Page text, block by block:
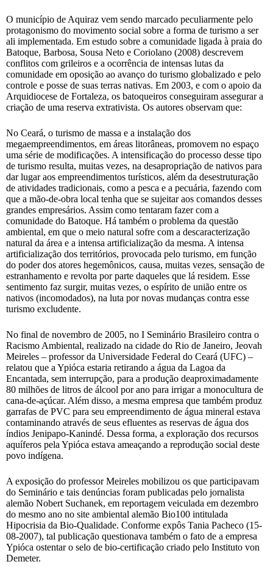
O município de Aquiraz vem sendo marcado peculiarmente pelo
protagonismo do movimento social sobre a forma de turismo a ser
ali implementada. Em estudo sobre a comunidade ligada à praia do
Batoque, Barbosa, Sousa Neto e Coriolano (2008) descrevem
conflitos com grileiros e a ocorrência de intensas lutas da
comunidade em oposição ao avanço do turismo globalizado e pelo
controle e posse de suas terras nativas. Em 2003, e com o apoio da
Arquidiocese de Fortaleza, os batoqueiros conseguiram assegurar a
criação de uma reserva extrativista. Os autores observam que:
No Ceará, o turismo de massa e a instalação dos
megaempreendimentos, em áreas litorâneas, promovem no espaço
uma série de modificações. A intensificação do processo desse tipo
de turismo resulta, muitas vezes, na desapropriação de nativos para
dar lugar aos empreendimentos turísticos, além da desestruturação
de atividades tradicionais, como a pesca e a pecuária, fazendo com
que a mão-de-obra local tenha que se sujeitar aos comandos desses
grandes empresários. Assim como tentaram fazer com a
comunidade do Batoque. Há também o problema da questão
ambiental, em que o meio natural sofre com a descaracterização
natural da área e a intensa artificialização da mesma. A intensa
artificialização dos territórios, provocada pelo turismo, em função
do poder dos atores hegemônicos, causa, muitas vezes, sensação de
estranhamento e revolta por parte daqueles que lá residem. Esse
sentimento faz surgir, muitas vezes, o espírito de união entre os
nativos (incomodados), na luta por novas mudanças contra esse
turismo excludente.
No final de novembro de 2005, no I Seminário Brasileiro contra o
Racismo Ambiental, realizado na cidade do Rio de Janeiro, Jeovah
Meireles – professor da Universidade Federal do Ceará (UFC) –
relatou que a Ypióca estaria retirando a água da Lagoa da
Encantada, sem interrupção, para a produção deaproximadamente
80 milhões de litros de álcool por ano para irrigar a monocultura de
cana-de-açúcar. Além disso, a mesma empresa que também produz
garrafas de PVC para seu empreendimento de água mineral estava
contaminando através de seus efluentes as reservas de água dos
índios Jenipapo-Kanindé. Dessa forma, a exploração dos recursos
aquíferos pela Ypióca estava ameaçando a reprodução social deste
povo indígena.
A exposição do professor Meireles mobilizou os que participavam
do Seminário e tais denúncias foram publicadas pelo jornalista
alemão Nobert Suchanek, em reportagem veiculada em dezembro
do mesmo ano no site ambiental alemão Bio100 intitulada
Hipocrisia da Bio-Qualidade. Conforme expôs Tania Pacheco (15-
08-2007), tal publicação questionava também o fato de a empresa
Ypióca ostentar o selo de bio-certificação criado pelo Instituto von
Demeter.